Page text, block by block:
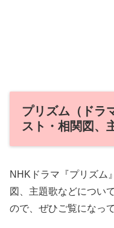
プリズム（ドラ
スト・相関図、
NHKドラマ『プリズム
図、主題歌などについ
ので、ぜひご覧になっ